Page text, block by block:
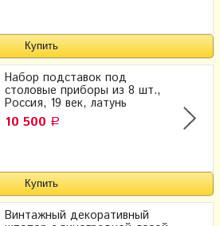
Набор подставок под
столовые приборы из 8 шт.,
Россия, 19 век, латунь
10 500 Р
Винтажный декоративный